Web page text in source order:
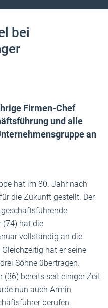
bei
Firmen-Chef
und alle
an
hat im 80. Jahr nach
die Zukunft gestellt. Der
(74) hat die
vollständig an die
hat er seine
Söhne übertragen.
(36) bereits seit einiger Zeit
nun auch Armin
berufen.